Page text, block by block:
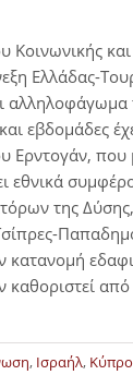
Ελλάδας-
αλληλοφάγωμα
εβδομάδες
Ερντογάν,
εθνικά
της Δύσης,
κατανομή
καθοριστεί από
, Ισραήλ,